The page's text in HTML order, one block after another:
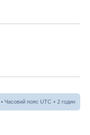
• Часовий пояс UTC + 2 годин